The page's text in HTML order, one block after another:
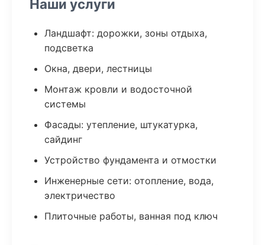
Наши услуги
Ландшафт: дорожки, зоны отдыха,
подсветка
Окна, двери, лестницы
Монтаж кровли и водосточной
системы
Фасады: утепление, штукатурка,
сайдинг
Устройство фундамента и отмостки
Инженерные сети: отопление, вода,
электричество
Плиточные работы, ванная под ключ